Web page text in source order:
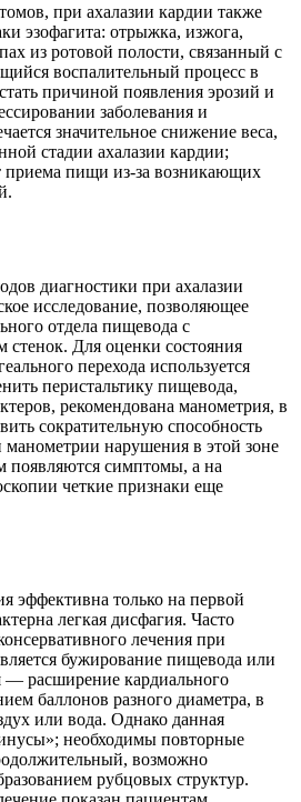
при ахалазии кардии также
эзофагита: отрыжка, изжога,
из ротовой полости, связанный с
воспалительный процесс в
причиной появления эрозий и
заболевания и
значительное снижение веса,
стадии ахалазии кардии;
приема пищи из-за возникающих
диагностики при ахалазии
исследование, позволяющее
отдела пищевода с
стенок. Для оценки состояния
перехода используется
перистальтику пищевода,
рекомендована манометрия, в
сократительную способность
нарушения в этой зоне
появляются симптомы, а на
четкие признаки еще
эффективна только на первой
легкая дисфагия. Часто
лечения при
бужирование пищевода или
— расширение кардиального
баллонов разного диаметра, в
или вода. Однако данная
необходимы повторные
возможно
рубцовых структур.